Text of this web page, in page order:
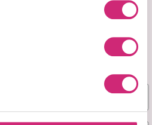
1 Co-Wash 8oz